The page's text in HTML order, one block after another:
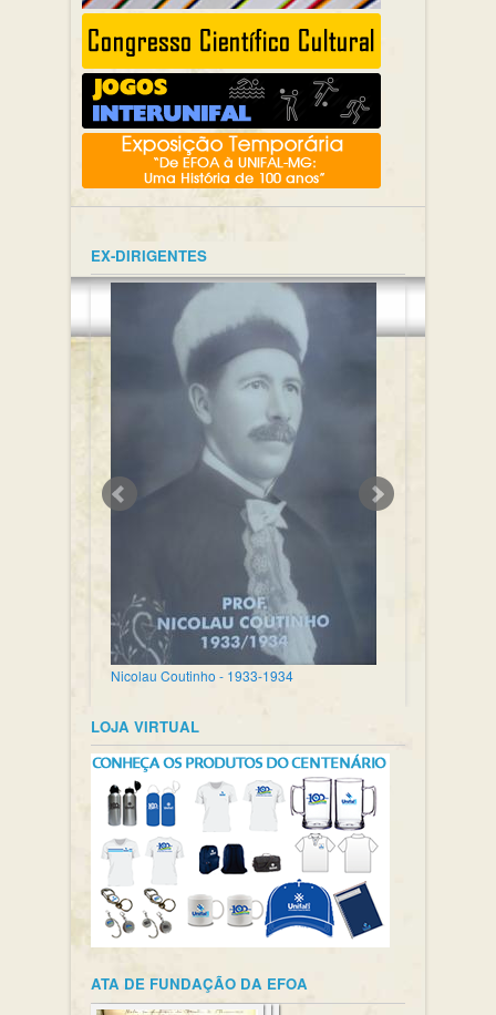
EX-DIRIGENTES
Nicolau Coutinho - 1933-1934
LOJA VIRTUAL
ATA DE FUNDAÇÃO DA EFOA